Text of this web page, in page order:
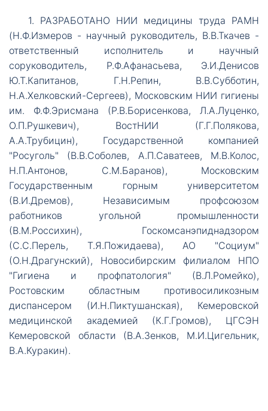
1. РАЗРАБОТАНО НИИ медицины труда РАМН
(Н.Ф.Измеров - научный руководитель, В.В.Ткачев -
ответственный исполнитель и научный
соруководитель, Р.Ф.Афанасьева, Э.И.Денисов
Ю.Т.Капитанов, Г.Н.Репин, В.В.Субботин,
Н.А.Хелковский-Сергеев), Московским НИИ гигиены
им. Ф.Ф.Эрисмана (Р.В.Борисенкова, Л.А.Луценко,
О.П.Рушкевич), ВостНИИ (Г.Г.Полякова,
А.А.Трубицин), Государственной компанией
"Росуголь" (В.В.Соболев, А.П.Саватеев, М.В.Колос,
Н.П.Антонов, С.М.Баранов), Московским
Государственным горным университетом
(В.И.Дремов), Независимым профсоюзом
работников угольной промышленности
(В.М.Россихин), Госкомсанэпиднадзором
(С.С.Перель, Т.Я.Пожидаева), АО "Социум"
(О.Н.Драгунский), Новосибирским филиалом НПО
"Гигиена и профпатология" (В.Л.Ромейко),
Ростовским областным противосиликозным
диспансером (И.Н.Пиктушанская), Кемеровской
медицинской академией (К.Г.Громов), ЦГСЭН
Кемеровской области (В.А.Зенков, М.И.Цигельник,
В.А.Куракин).